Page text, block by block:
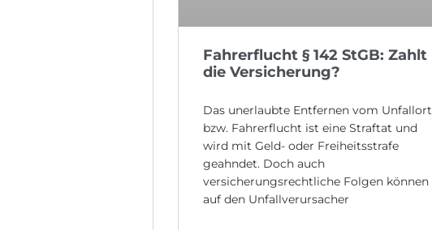
Fahrerflucht § 142 StGB: Zahlt
die Versicherung?
Das unerlaubte Entfernen vom Unfallort
bzw. Fahrerflucht ist eine Straftat und
wird mit Geld- oder Freiheitsstrafe
geahndet. Doch auch
versicherungsrechtliche Folgen können
auf den Unfallverursacher